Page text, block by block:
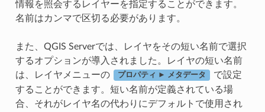
情報を照会するレイヤーを指定することができます。
名前はカンマで区切る必要があります。
また、QGIS Serverでは、レイヤをその短い名前で選択
するオプションが導入されました。レイヤの短い名前
は、レイヤメニューの
プロパティ ► メタデータ
で設定
することができます。短い名前が定義されている場
合、それがレイヤ名の代わりにデフォルトで使用され